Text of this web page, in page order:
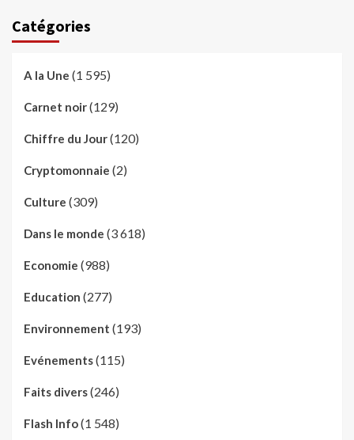
Catégories
A la Une (1 595)
Carnet noir(129)
Chiffre du Jour(120)
Cryptomonnaie (2)
Culture (309)
Dans le monde (3 618)
Economie (988)
Education (277)
Environnement (193)
Evénements(115)
Faits divers(246)
Flash Info(1 548)